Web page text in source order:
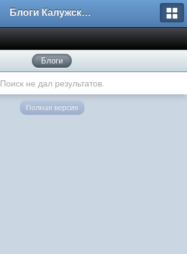
Блоги Калужского перекрестка
Блоги
Поиск не дал результатов.
Полная версия